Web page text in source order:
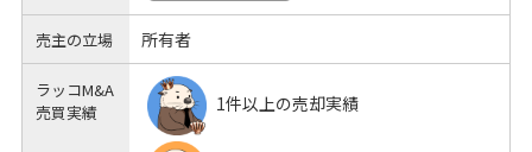
売主の立場 所有者
ラッコM&A
売買実績
1件以上の売却実績